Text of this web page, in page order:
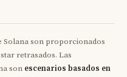
Solana son proporcionados
retrasados. Las
son escenarios basados en